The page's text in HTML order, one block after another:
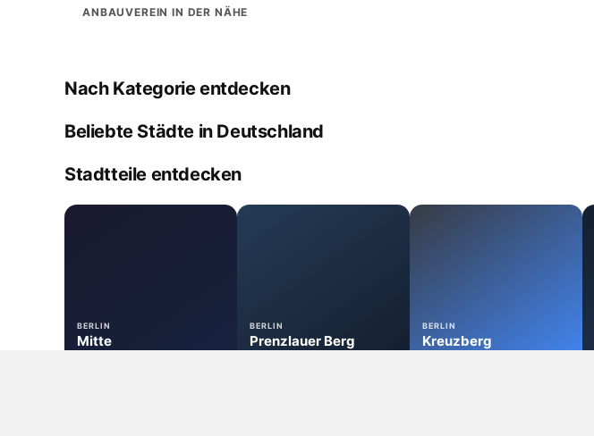
ANBAUVEREIN IN DER NÄHE
Nach Kategorie entdecken
Apotheke Cannabis Shop
Beliebte Städte in Deutschland
Berlin Hamburg
Stadtteile entdecken
BERLIN
Mitte
BERLIN
Prenzlauer Berg
BERLIN
Kreuzberg